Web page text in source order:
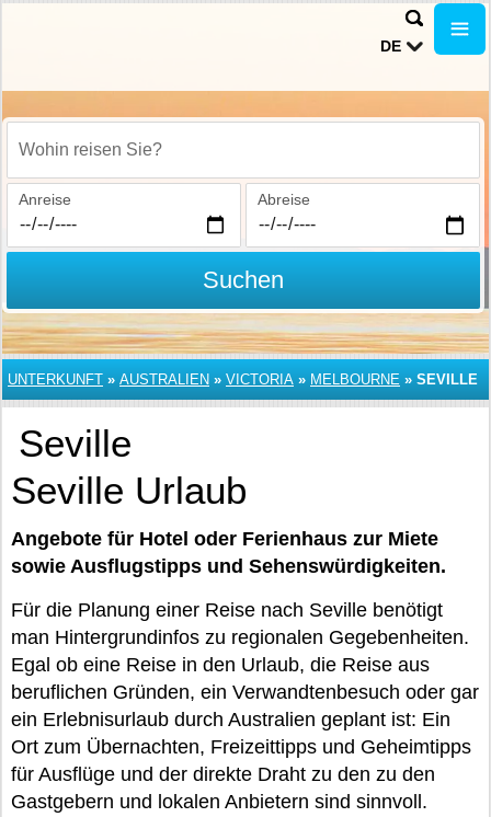
DE
Wohin reisen Sie?
Anreise Abreise
Suchen
UNTERKUNFT » AUSTRALIEN » VICTORIA » MELBOURNE » SEVILLE
Seville
Seville Urlaub
Angebote für Hotel oder Ferienhaus zur Miete
sowie Ausflugstipps und Sehenswürdigkeiten.
Für die Planung einer Reise nach Seville benötigt
man Hintergrundinfos zu regionalen Gegebenheiten.
Egal ob eine Reise in den Urlaub, die Reise aus
beruflichen Gründen, ein Verwandtenbesuch oder gar
ein Erlebnisurlaub durch Australien geplant ist: Ein
Ort zum Übernachten, Freizeittipps und Geheimtipps
für Ausflüge und der direkte Draht zu den zu den
Gastgebern und lokalen Anbietern sind sinnvoll.